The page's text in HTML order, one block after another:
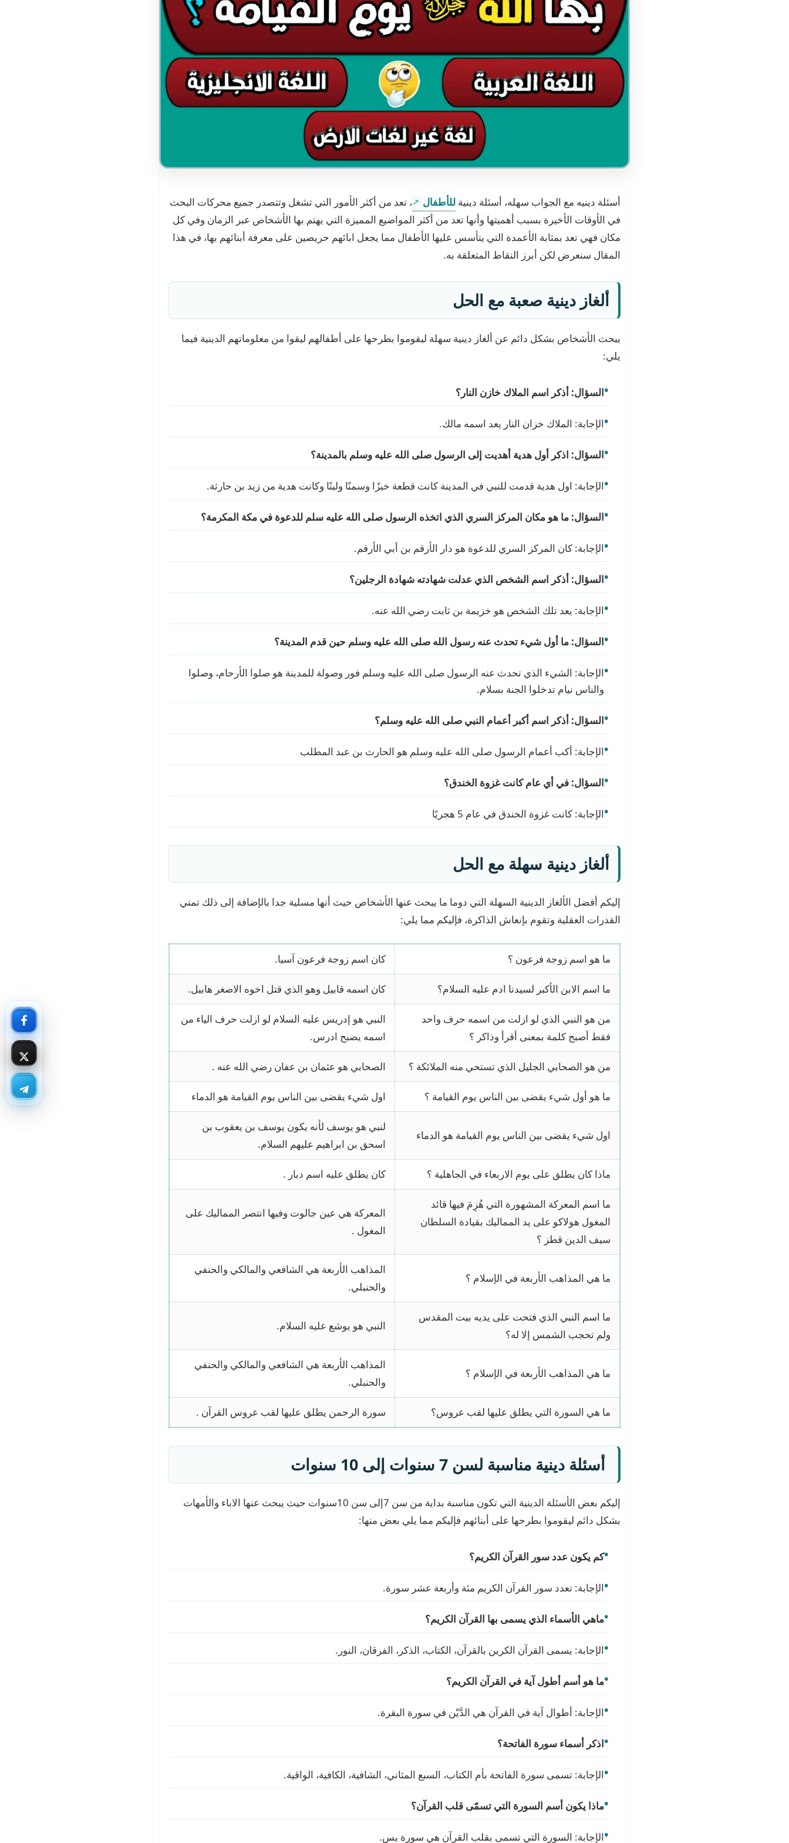
أسئلة دينيه مع الجواب سهله، أسئلة دينية للأطفال
، تعد من أكثر الأمور التي تشغل وتتصدر جميع محركات البحث
في الأوقات الأخيرة بسبب أهميتها وأنها تعد من أكثر المواضيع المميزة التي يهتم بها الأشخاص عبر الزمان وفي كل
مكان فهي تعد بمثابة الأعمدة التي يتأسس عليها الأطفال مما يجعل ابائهم حريصين على معرفة أبنائهم بها، في هذا
المقال سنعرض لكن أبرز النقاط المتعلقة به.
ألغاز دينية صعبة مع الحل
يبحث الأشخاص بشكل دائم عن ألغاز دينية سهلة ليقوموا بطرحها على أطفالهم ليقوا من معلوماتهم الدينية فيما
يلي:
السؤال: أذكر اسم الملاك خازن النار؟
الإجابة: الملاك خزان النار يعد اسمه مالك.
السؤال: اذكر أول هدية أهديت إلى الرسول صلى الله عليه وسلم بالمدينة؟
الإجابة: اول هدية قدمت للنبي في المدينة كانت قطعة خبزًا وسمنًا ولبنًا وكانت هدية من زيد بن حارثة.
السؤال: ما هو مكان المركز السري الذي اتخذه الرسول صلى الله عليه سلم للدعوة في مكة المكرمة؟
الإجابة: كان المركز السري للدعوة هو دار الأرقم بن أبي الأرقم.
السؤال: أذكر اسم الشخص الذي عدلت شهادته شهادة الرجلين؟
الإجابة: يعد تلك الشخص هو خزيمة بن ثابت رضي الله عنه.
السؤال: ما أول شيء تحدث عنه رسول الله صلى الله عليه وسلم حين قدم المدينة؟
الإجابة: الشيء الذي تحدث عنه الرسول صلى الله عليه وسلم فور وصولة للمدينة هو صلوا الأرحام، وصلوا
والناس نيام تدخلوا الجنة بسلام.
السؤال: أذكر اسم أكبر أعمام النبي صلى الله عليه وسلم؟
الإجابة: أكب أعمام الرسول صلى الله عليه وسلم هو الحارث بن عبد المطلب
السؤال: في أي عام كانت غزوة الخندق؟
الإجابة: كانت غزوة الخندق في عام 5 هجريًا
ألغاز دينية سهلة مع الحل
إليكم أفضل الألغاز الدينية السهلة التي دوما ما يبحث عنها الأشخاص حيث أنها مسلية جدا بالإضافة إلى ذلك تمني
القدرات العقلية وتقوم بإنعاش الذاكرة، فإليكم مما يلي:
ما هو اسم زوجة فرعون ؟ كان اسم زوجة فرعون آسيا.
ما اسم الابن الأكبر لسيدنا ادم عليه السلام؟ كان اسمه قابيل وهو الذي قتل اخوه الاصغر هابيل.
من هو النبي الذي لو ازلت من اسمه حرف واحد
فقط أصبح كلمة بمعنى أقرأ وذاكر ؟
النبي هو إدريس عليه السلام لو ازلت حرف الياء من
اسمه يصبح ادرس.
من هو الصحابي الجليل الذي تستحي منه الملائكة ؟ الصحابي هو عثمان بن عفان رضي الله عنه .
ما هو أول شيء يقضى بين الناس يوم القيامة ؟ اول شيء يقضى بين الناس يوم القيامة هو الدماء
اول شيء يقضى بين الناس يوم القيامة هو الدماء
لنبي هو يوسف لأنه يكون يوسف بن يعقوب بن
اسحق بن ابراهيم عليهم السلام.
ماذا كان يطلق على يوم الاربعاء في الجاهلية ؟ كان يطلق عليه اسم دبار .
ما اسم المعركة المشهورة التي هُزِمَ فيها قائد
المغول هولاكو على يد المماليك بقيادة السلطان
سيف الدين قطز ؟
المعركة هي عين جالوت وفيها انتصر المماليك على
المغول .
ما هي المذاهب الأربعة في الإسلام ؟
المذاهب الأربعة هي الشافعي والمالكي والحنفي
والحنبلي.
ما اسم النبي الذي فتحت على يديه بيت المقدس
ولم تحجب الشمس إلا له؟
النبي هو يوشع عليه السلام.
ما هي المذاهب الأربعة في الإسلام ؟
المذاهب الأربعة هي الشافعي والمالكي والحنفي
والحنبلي.
ما هي السورة التي يطلق عليها لقب عروس؟ سورة الرحمن يطلق عليها لقب عروس القرآن .
أسئلة دينية مناسبة لسن 7 سنوات إلى 10 سنوات
إليكم بعض الأسئلة الدينية التي تكون مناسبة بداية من سن 7إلى سن 10سنوات حيث يبحث عنها الاباء والأمهات
بشكل دائم ليقوموا بطرحها على أبنائهم فإليكم مما يلي بعض منها:
كم يكون عدد سور القرآن الكريم؟
الإجابة: تعدد سور القرآن الكريم مئة وأربعة عشر سورة.
ماهي الأسماء الذي يسمى بها القرآن الكريم؟
الإجابة: يسمى القرآن الكرين بالقرآن، الكتاب، الذكر، الفرقان، النور.
ما هو أسم أطول آية في القرآن الكريم؟
الإجابة: أطوال آية في القرآن هي الدَّيْن في سورة البقرة.
اذكر أسماء سورة الفاتحة؟
الإجابة: تسمى سورة الفاتحة بأم الكتاب، السبع المثاني، الشافية، الكافية، الواقية.
ماذا يكون أسم السورة التي تسمّى قلب القرآن؟
الإجابة: السورة التي تسمى بقلب القرآن هي سورة يس.